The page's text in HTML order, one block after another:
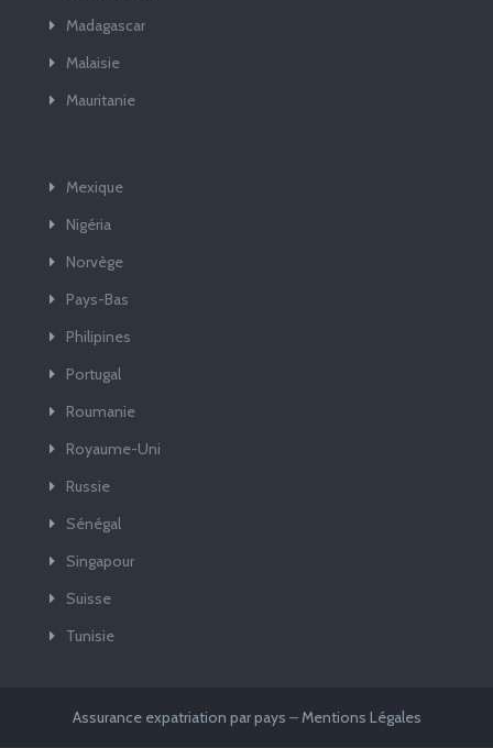
Madagascar
Malaisie
Mauritanie
Mexique
Nigéria
Norvège
Pays-Bas
Philipines
Portugal
Roumanie
Royaume-Uni
Russie
Sénégal
Singapour
Suisse
Tunisie
Assurance expatriation par pays –Mentions Légales